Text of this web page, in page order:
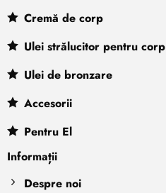
Cremă de corp
Ulei strălucitor pentru corp
Ulei de bronzare
Accesorii
Pentru El
Informații
Despre noi